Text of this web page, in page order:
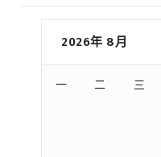
2026年 8月
一 二 三